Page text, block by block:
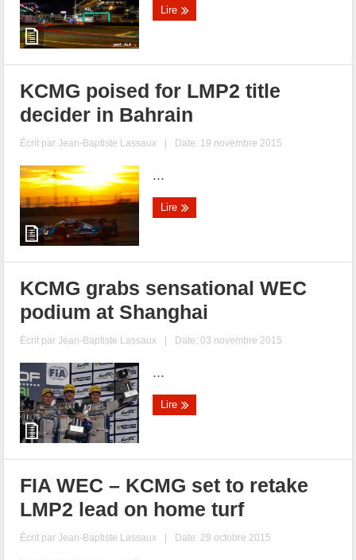
Lire
KCMG poised for LMP2 title
decider in Bahrain
Écrit parJean-Baptiste Lassaux | Date: 19 novembre 2015
...
Lire
KCMG grabs sensational WEC
podium at Shanghai
Écrit parJean-Baptiste Lassaux | Date: 03 novembre 2015
...
Lire
FIA WEC – KCMG set to retake
LMP2 lead on home turf
Écrit parJean-Baptiste Lassaux | Date: 29 octobre 2015